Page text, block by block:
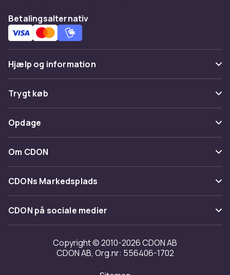
Betalingsalternativ
Hjælp og information
Ofte stillede spørgsmål
Spor pakke
Fortryd & returner her
Kontakt os
Trygt køb
Betaling
Levering
Tilbagekaldelser
Opdage
Kategorier
Maerke
Om CDON
Om os
Kundeanmeldelser
Arbejd på CDON
Investor relations
Tilgængelighed
CDONs Markedsplads
Merchant Help Center
CDON på sociale medier
Copyright © 2010-2026 CDON AB
CDON AB, Org.nr: 556406-1702